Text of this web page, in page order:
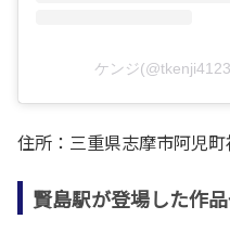
ケンジ
住所：三重県志摩市阿児
賢島駅が登場した作